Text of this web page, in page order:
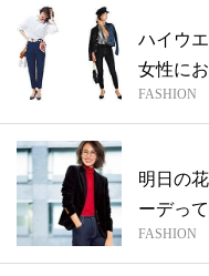
ハイウ
女性に
FASHION
明日の
ーデっ
FASHION